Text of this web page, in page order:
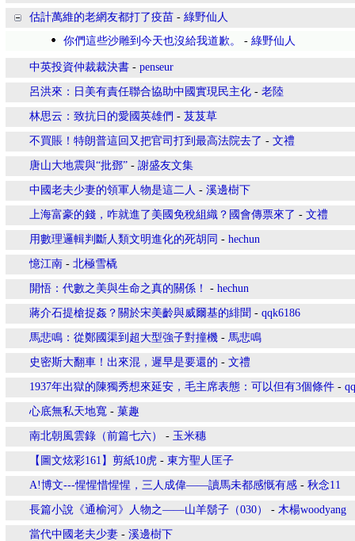
估計萬維的老網友都打了疫苗 - 綠野仙人
你們這些沙雕到今天也沒給我道歉。
- 綠野仙人
中英投資仲裁裁決書 - penseur
呂洪來：日美有責任聯合協助中國實現民主化 - 老陸
林思云：致抗日的愛國英雄們 - 芨芨草
不買賬！特朗普這回又把官司打到最高法院去了 - 文禮
唐山大地震與“批鄧” - 謝盛友文集
中國老夫少妻的領軍人物是這二人 - 溪邊樹下
上海富豪的錢，咋就進了美國免稅組織？國會傳票來了 - 文禮
用數理邏輯判斷人類文明進化的死胡同 - hechun
憶江南 - 北極雪橇
開悟：代數之美與生命之真的關係！ - hechun
蔣介石提槍捉姦？關於宋美齡與威爾基的緋聞 - qqk6186
馬悲鳴：從鄭國渠到超大型強子對撞機 - 馬悲鳴
史密斯大翻車！出來混，遲早是要還的 - 文禮
1937年出獄的陳獨秀想來延安，毛主席表態：可以但有3個條件 -
心底無私天地寬 - 菓趣
南北朝風雲錄（前篇七六） - 玉米穗
【圖文炫彩161】剪紙10虎 - 東方聖人匡子
A!博文---惺惺惜惺惺，三人成偉——讀馬未都感慨有感 - 秋念11
長篇小說《通榆河》人物之——山羊鬍子（030） - 木楊woodyang
當代中國老夫少妻 - 溪邊樹下